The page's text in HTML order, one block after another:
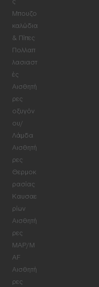
ς
Μπουζο
καλώδια
& Πίπες
Πολλαπ
λασιαστ
ές
Αισθητή
ρες
οξυγόν
ου/
Λάμδα
Αισθητή
ρες
Θερμοκ
ρασίας
Καυσαε
ρίων
Αισθητή
ρες
MAP/M
AF
Αισθητή
ρες